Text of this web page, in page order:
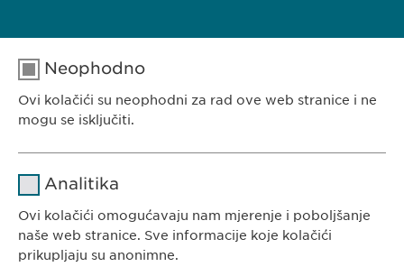
EWOPHARMA BOSNA I HERCEGOVINA
Bosna i Hercegovina
Neophodno
Ovi kolačići su neophodni za rad ove web stranice i ne
mogu se isključiti.
sgalinski
Trajanje
Analitika
Ovi kolačići omogućavaju nam mjerenje i poboljšanje
naše web stranice. Sve informacije koje kolačići
prikupljaju su anonimne.